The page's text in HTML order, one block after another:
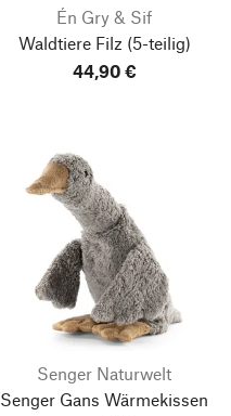
Én Gry & Sif
Waldtiere Filz (5-teilig)
44,90 €
Senger Naturwelt
Senger Gans Wärmekissen